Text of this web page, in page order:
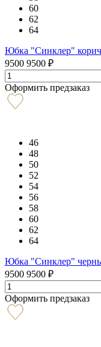
60
62
64
Юбка "Синклер"
9500 9500 ₽
Оформить предзаказ
46
48
50
52
54
56
58
60
62
64
Юбка "Синклер"
9500 9500 ₽
Оформить предзаказ